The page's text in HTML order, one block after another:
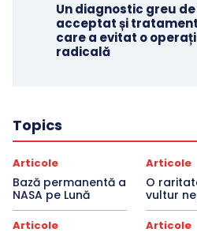
Un diagnostic greu de
acceptat și
care a evitat o
radicală
Topics
Articole
Bază permanentă a
NASA pe Lună
Articole
O
vultur
Articole Articole